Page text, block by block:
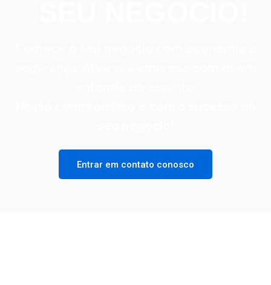
Entrar em contato conosco